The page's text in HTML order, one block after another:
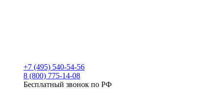
+7 (495) 540-54-56
8 (800) 775-14-08
Бесплатный звонок по РФ